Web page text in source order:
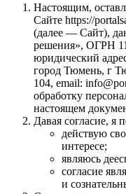
Настоящим,
Сайте https://
(далее — Сайт),
решения», ОГРН
юридический
город Тюмень, г
104, email:
обработку
настоящем
Давая согласие, я
действую
интересе;
являюсь
согласие
и